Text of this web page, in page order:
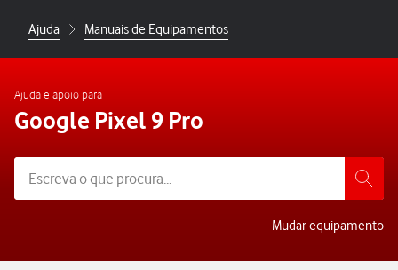
Ajuda Manuais de Equipamentos
Ajuda e apoio para
Google Pixel 9 Pro
Mudar equipamento